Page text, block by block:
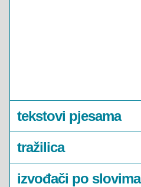
tekstovi pjesama
tražilica
izvođači po slovima